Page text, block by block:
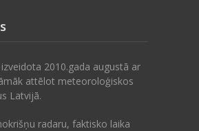
2010.gada augustā ar
attēlot meteoroloģiskos
Latvijā.
radaru, faktisko laika